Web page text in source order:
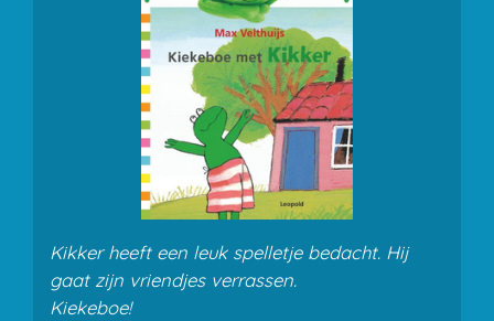
Kikker heeft een leuk spelletje bedacht. Hij
gaat zijn vriendjes verrassen.
Kiekeboe!